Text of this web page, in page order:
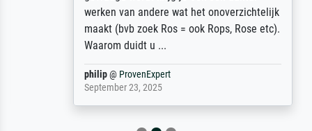
werken van andere wat het onoverzichtelijk
maakt (bvb zoek Ros = ook Rops, Rose etc).
Waarom duidt u ...
@ProvenExpert
September 23, 2025